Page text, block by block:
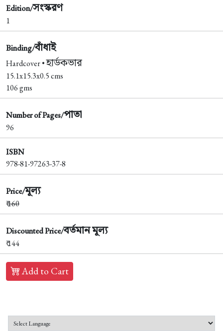
Edition/সংস্করণ
1
Binding/বাঁধাই
Hardcover •হার্ডকভার
15.1x15.3x0.5 cms
106 gms
Number of Pages/পাতা
96
ISBN
978-81-97263-37-8
Price/মূল্য
₹160
Discounted Price/বর্তমান মূল্য
₹ 144
Add to Cart